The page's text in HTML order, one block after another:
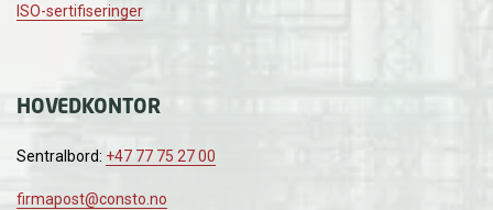
ISO-sertifiseringer
HOVEDKONTOR
Sentralbord: +47 77 75 27 00
firmapost@consto.no